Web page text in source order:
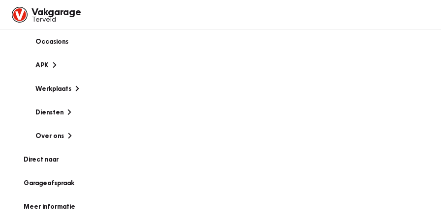
Vakgarage
Terveld
Occasions
APK
Werkplaats
Diensten
Over ons
Direct naar
Garageafspraak
Meer informatie